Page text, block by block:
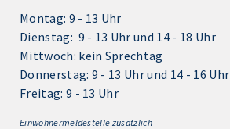
Montag: 9 - 13 Uhr
Dienstag: 9 - 13 Uhr und 14 - 18 Uhr
Mittwoch: kein Sprechtag
Donnerstag: 9 - 13 Uhr und 14 - 16 Uhr
Freitag: 9 - 13 Uhr
Einwohnermeldestelle zusätzlich